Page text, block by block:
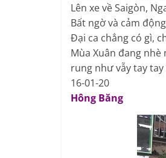
Lên xe về Saigòn,
Bất ngờ và cảm
Đại ca chẳng có gì,
Mùa Xuân đang
rung như vẫy tay
16-01-20
Hông Băng